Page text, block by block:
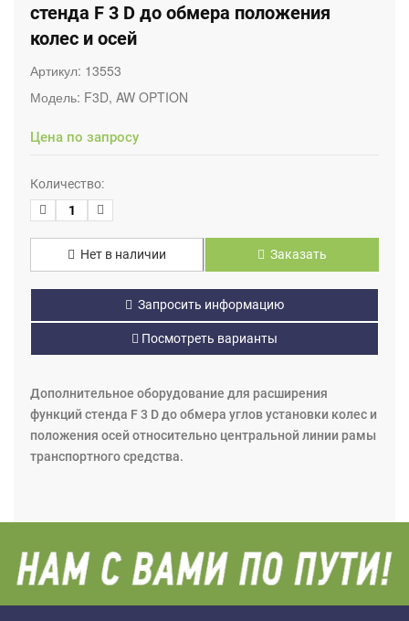
стенда F 3 D до обмера положения
колес и осей
Артикул: 13553
Модель: F3D, AW OPTION
Цена по запросу
Количество:
Нет в наличии Заказать
Запросить информацию
Посмотреть варианты
Дополнительное оборудование для расширения
функций стенда F 3 D до обмера углов установки колес и
положения осей относительно центральной линии рамы
транспортного средства.